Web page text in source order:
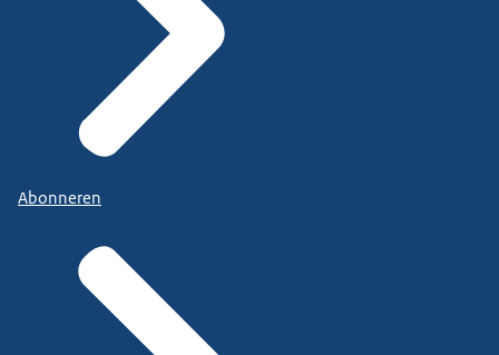
Abonneren